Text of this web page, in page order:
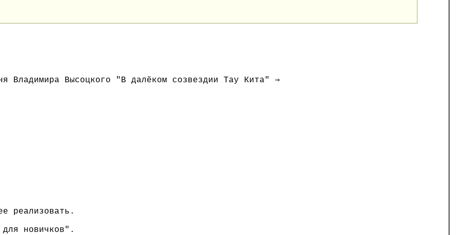
Владимира Высоцкого "В далёком созвездии Тау Кита" ⇒
реализовать.
новичков".